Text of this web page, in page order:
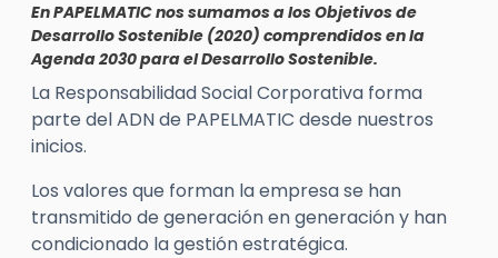
En PAPELMATIC nos sumamos a los Objetivos de
Desarrollo Sostenible (2020) comprendidos en la
Agenda 2030 para el Desarrollo Sostenible.
La Responsabilidad Social Corporativa forma
parte del ADN de PAPELMATIC desde nuestros
inicios.
Los valores que forman la empresa se han
transmitido de generación en generación y han
condicionado la gestión estratégica.